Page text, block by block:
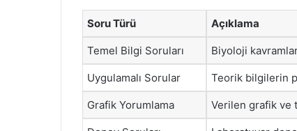
Soru Türü Açıklama
Temel Bilgi Soruları Biyoloji
Uygulamalı Sorular Teorik bilgilerin
Grafik Yorumlama Verilen grafik ve